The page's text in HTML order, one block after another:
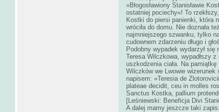
»Błogosławiony Stanisławie
ostatniej pociechy«! To rzekłszy,
Kostki do piersi panienki, która
wróciła do domu. Nie doznała
najmniejszego szwanku, tylko
cudownem zdarzeniu długo i
Podobny wypadek wydarzył się
Teresa Wilczkowa, wypadłszy
uszkodzenia ciała. Na
Wilczków we Lwowie
napisem: »Teresia de
plateae decidit, ceu in molles
Sanctus Kostka, pallium
[Leśniewski: Beneficja Divi
A dalej mamy jeszcze taki